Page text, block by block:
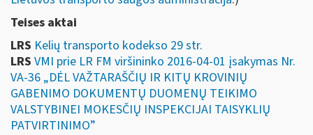
Teises aktai
LRS Kelių transporto kodekso 29 str.
LRS VMI prie LR FM viršininko 2016-04-01 įsakymas Nr.
VA-36 „DĖL VAŽTARAŠČIŲ IR KITŲ KROVINIŲ
GABENIMO DOKUMENTŲ DUOMENŲ TEIKIMO
VALSTYBINEI MOKESČIŲ INSPEKCIJAI TAISYKLIŲ
PATVIRTINIMO”